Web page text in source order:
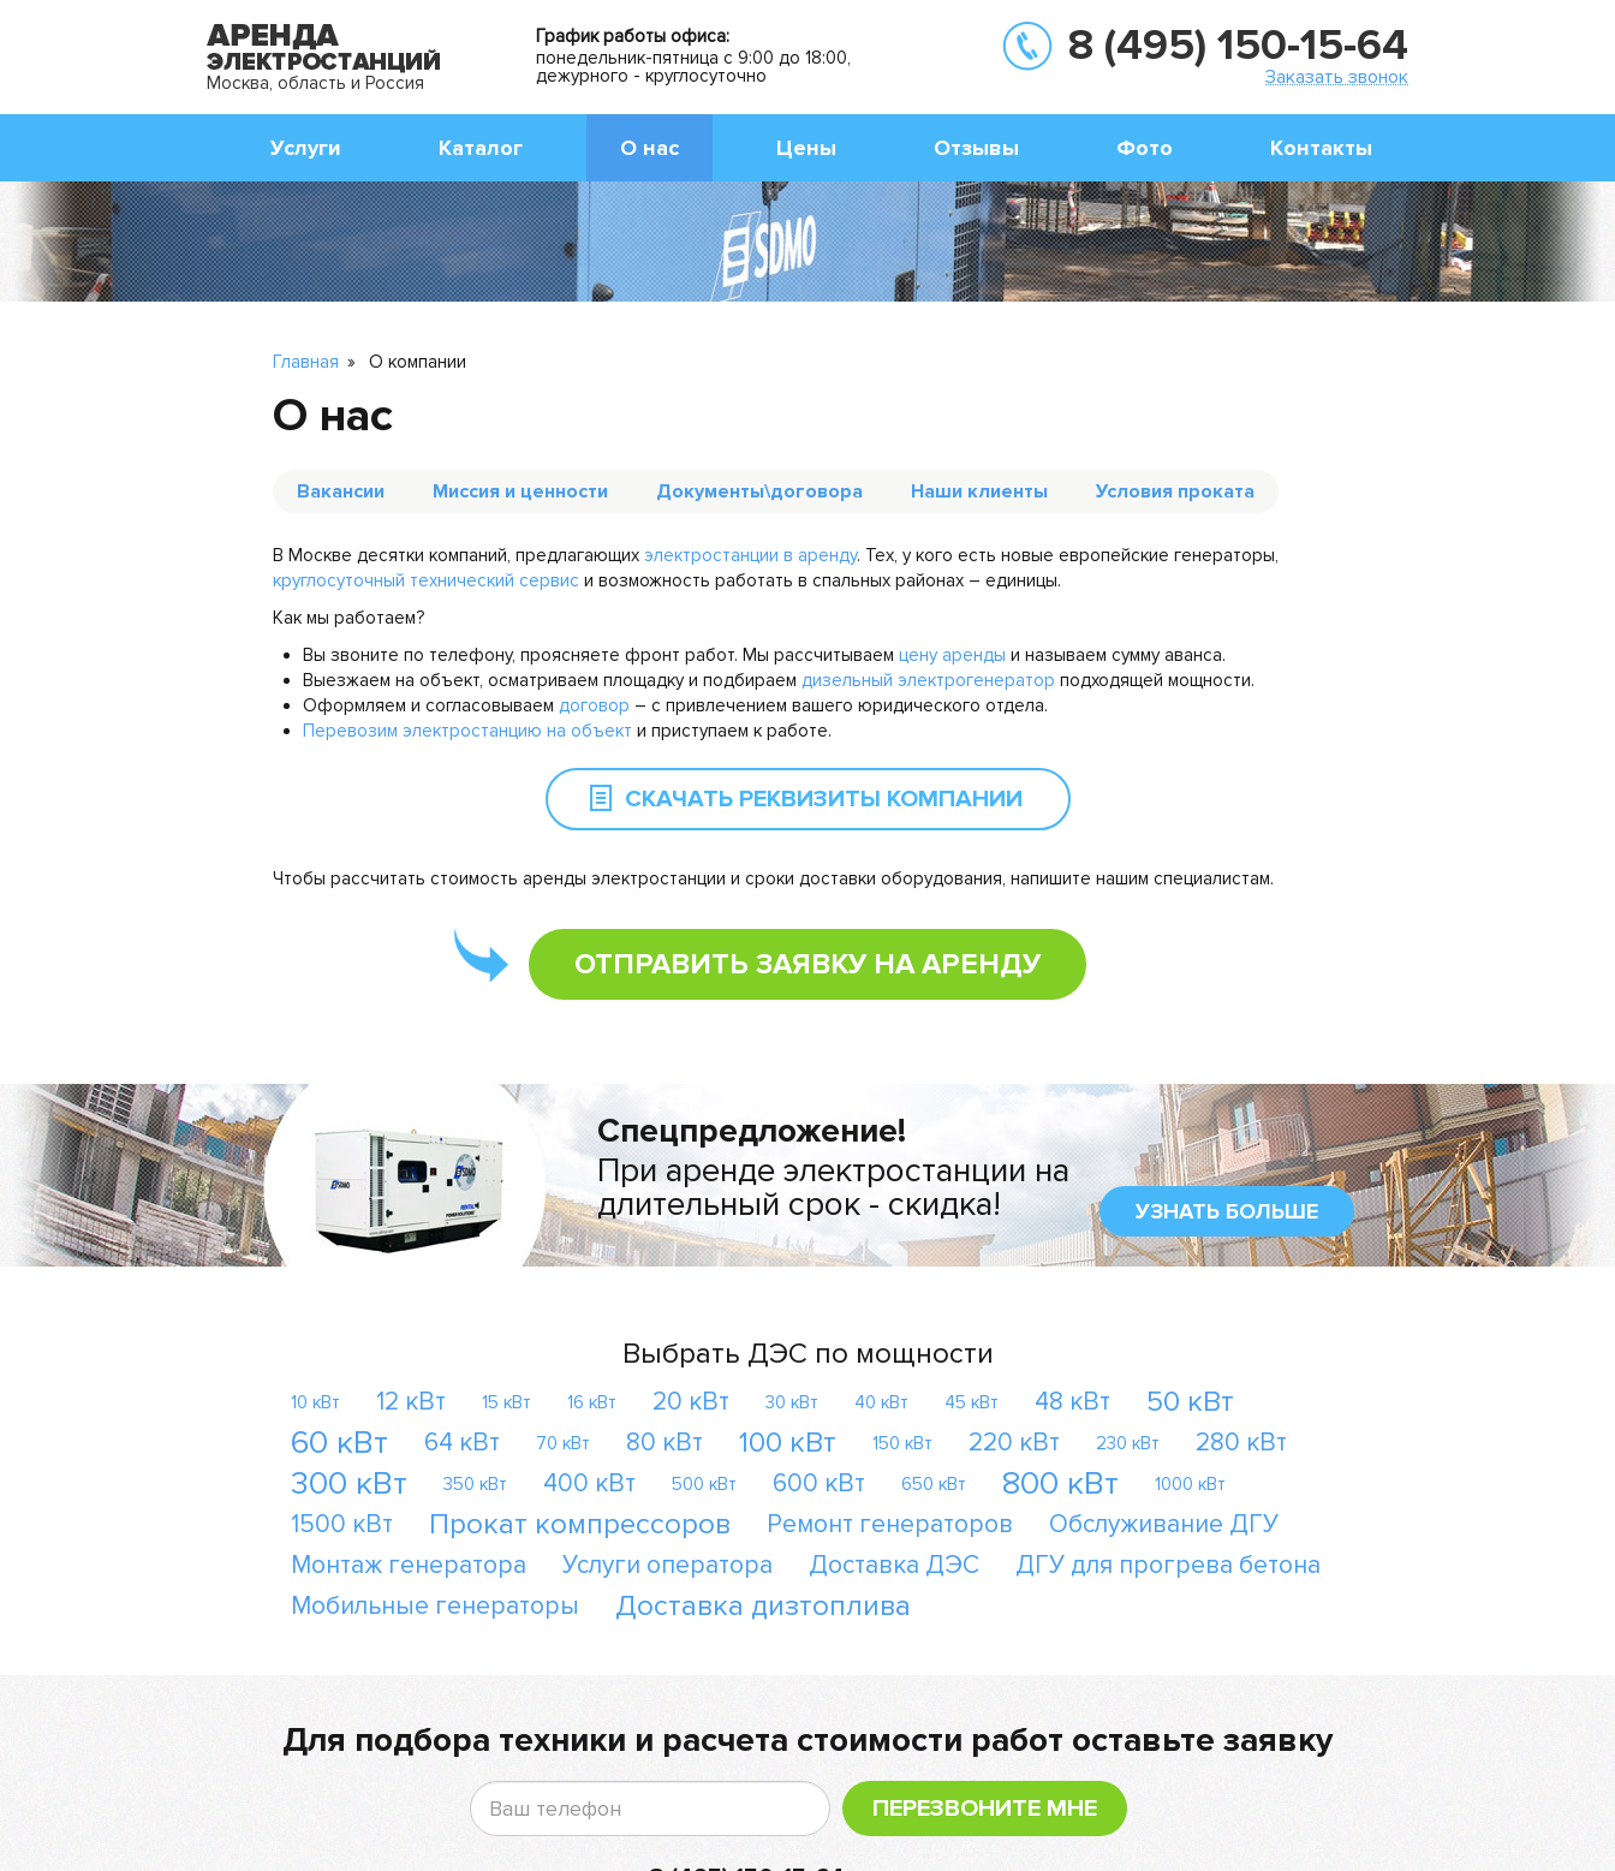
Москва, область и Россия
График работы офиса:
понедельник-пятница с 9:00 до 18:00,
дежурного - круглосуточно
8 (495) 150-15-64
Заказать звонок
Услуги Каталог О нас Цены Отзывы Фото Контакты
Главная » О компании
О нас
Вакансии Миссия и ценности Документы\договора Наши клиенты Условия проката
В Москве десятки компаний, предлагающих электростанции в аренду. Тех, у кого есть новые европейские генераторы,
круглосуточный технический сервис и возможность работать в спальных районах – единицы.
Как мы работаем?
Вы звоните по телефону, проясняете фронт работ. Мы рассчитываем цену аренды и называем сумму аванса.
Выезжаем на объект, осматриваем площадку и подбираем дизельный электрогенератор подходящей мощности.
Оформляем и согласовываем договор – с привлечением вашего юридического отдела.
Перевозим электростанцию на объект и приступаем к работе.
СКАЧАТЬ РЕКВИЗИТЫ КОМПАНИИ
Чтобы рассчитать стоимость аренды электростанции и сроки доставки оборудования, напишите нашим специалистам.
ОТПРАВИТЬ ЗАЯВКУ НА АРЕНДУ
Спецпредложение!
При аренде электростанции на
длительный срок - скидка!
УЗНАТЬ БОЛЬШЕ
Выбрать ДЭС по мощности
10 кВт 12 кВт 15 кВт 16 кВт 20 кВт 30 кВт 40 кВт 45 кВт 48 кВт 50 кВт
60 кВт 64 кВт 70 кВт 80 кВт 100 кВт 150 кВт 220 кВт 230 кВт 280 кВт
300 кВт 350 кВт 400 кВт 500 кВт 600 кВт 650 кВт 800 кВт 1000 кВт
1500 кВт Прокат компрессоров Ремонт генераторов
Обслуживание ДГУ
Монтаж генератора
Услуги оператора Доставка ДЭС
ДГУ для прогрева бетона
Мобильные генераторы
Доставка дизтоплива
Для подбора техники и расчета стоимости работ оставьте заявку
ПЕРЕЗВОНИТЕ МНЕ